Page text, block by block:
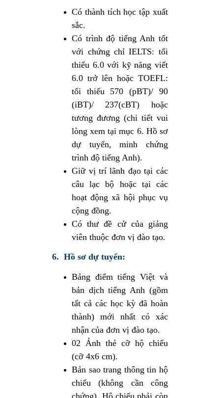
Có thành tích học tập xuất
sắc.
Có trình độ tiếng Anh tốt
với chứng chỉ IELTS: tối
thiểu 6.0 với kỹ năng viết
6.0 trở lên hoặc TOEFL:
tối thiểu 570 (pBT)/ 90
(iBT)/ 237(cBT) hoặc
tương đương (chi tiết vui
lòng xem tại mục 6. Hồ sơ
dự tuyển, minh chứng
trình độ tiếng Anh).
Giữ vị trí lãnh đạo tại các
câu lạc bộ hoặc tại các
hoạt động xã hội phục vụ
cộng đồng.
Có thư đề cử của giảng
viên thuộc đơn vị đào tạo.
6. Hồ sơ dự tuyển:
Bảng điểm tiếng Việt và
bản dịch tiếng Anh (gồm
tất cả các học kỳ đã hoàn
thành) mới nhất có xác
nhận của đơn vị đào tạo.
02 Ảnh thẻ cỡ hộ chiếu
(cỡ 4x6 cm).
Bản sao trang thông tin hộ
chiếu (không cần công